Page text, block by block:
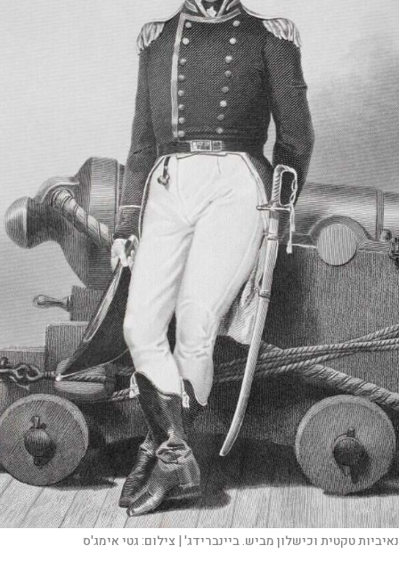
נאיביות טקטית וכישלון מביש. ביינברידג' | צילום:גטי אימג'ס